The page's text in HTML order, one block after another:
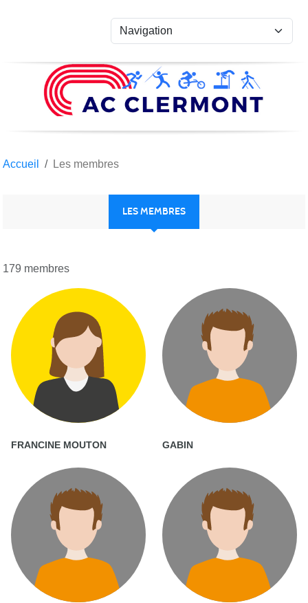
Accueil Les membres
LES MEMBRES
179 membres
FRANCINE MOUTON GABIN